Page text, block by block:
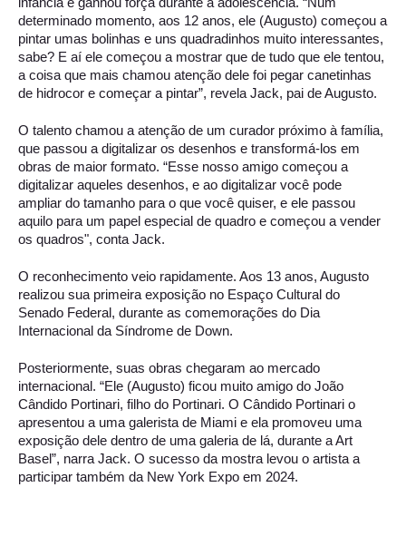
determinado momento, aos 12 anos, ele (Augusto) começou a
pintar umas bolinhas e uns quadradinhos muito interessantes,
sabe? E aí ele começou a mostrar que de tudo que ele tentou,
a coisa que mais chamou atenção dele foi pegar canetinhas
de hidrocor e começar a pintar”, revela Jack, pai de Augusto.
O talento chamou a atenção de um curador próximo à família,
que passou a digitalizar os desenhos e transformá-los em
obras de maior formato. “Esse nosso amigo começou a
digitalizar aqueles desenhos, e ao digitalizar você pode
ampliar do tamanho para o que você quiser, e ele passou
aquilo para um papel especial de quadro e começou a vender
os quadros", conta Jack.
O reconhecimento veio rapidamente. Aos 13 anos, Augusto
realizou sua primeira exposição no Espaço Cultural do
Senado Federal, durante as comemorações do Dia
Internacional da Síndrome de Down.
Posteriormente, suas obras chegaram ao mercado
internacional. “Ele (Augusto) ficou muito amigo do João
Cândido Portinari, filho do Portinari. O Cândido Portinari o
apresentou a uma galerista de Miami e ela promoveu uma
exposição dele dentro de uma galeria de lá, durante a Art
Basel”, narra Jack. O sucesso da mostra levou o artista a
participar também da New York Expo em 2024.